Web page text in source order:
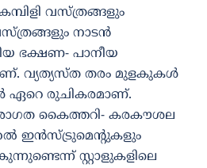
വസ്ത്രങ്ങളും
നാടൻ
ഭക്ഷണ- പാനീയ
വ്യത്യസ്ത തരം മുളകുകൾ
ഏറെ രുചികരമാണ്.
കൈത്തറി- കരകൗശല
ഇൻസ്ട്രുമെൻ്റുകളും
സ്റ്റാളുകളിലെ